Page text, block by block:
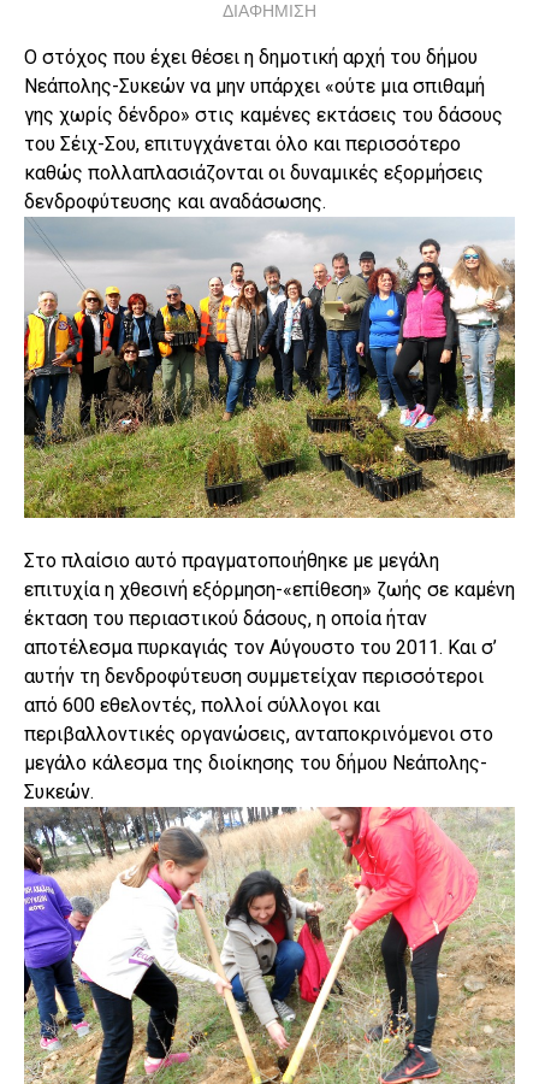
ΔΙΑΦΗΜΙΣΗ
Ο στόχος που έχει θέσει η δημοτική αρχή του δήμου
Νεάπολης-Συκεών να μην υπάρχει «ούτε μια σπιθαμή
γης χωρίς δένδρο» στις καμένες εκτάσεις του δάσους
του Σέιχ-Σου, επιτυγχάνεται όλο και περισσότερο
καθώς πολλαπλασιάζονται οι δυναμικές εξορμήσεις
δενδροφύτευσης και αναδάσωσης.
Στο πλαίσιο αυτό πραγματοποιήθηκε με μεγάλη
επιτυχία η χθεσινή εξόρμηση-«επίθεση» ζωής σε καμένη
έκταση του περιαστικού δάσους, η οποία ήταν
αποτέλεσμα πυρκαγιάς τον Αύγουστο του 2011. Και σ’
αυτήν τη δενδροφύτευση συμμετείχαν περισσότεροι
από 600 εθελοντές, πολλοί σύλλογοι και
περιβαλλοντικές οργανώσεις, ανταποκρινόμενοι στο
μεγάλο κάλεσμα της διοίκησης του δήμου Νεάπολης-
Συκεών.